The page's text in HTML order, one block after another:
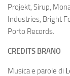
Projekt, Sirup,
Industries, Bright
Porto Records.
CREDITS BRANO
Musica e parole di